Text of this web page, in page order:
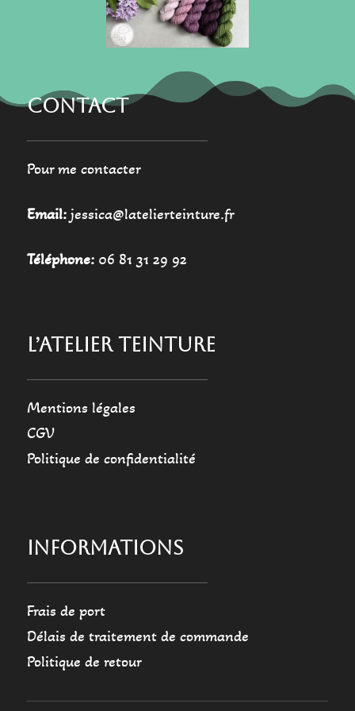
la
page
produit
CONTACT
Pour me contacter
Email:jessica@latelierteinture.fr
Téléphone:06 81 31 29 92
L’ATELIER TEINTURE
Mentions légales
CGV
Politique de confidentialité
INFORMATIONS
Frais de port
Délais de traitement de commande
Politique de retour